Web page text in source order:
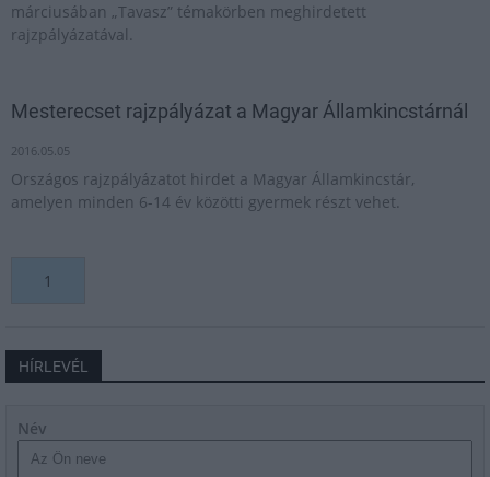
márciusában „Tavasz” témakörben meghirdetett
rajzpályázatával.
Mesterecset rajzpályázat a Magyar Államkincstárnál
2016.05.05
Országos rajzpályázatot hirdet a Magyar Államkincstár,
amelyen minden 6-14 év közötti gyermek részt vehet.
1
HÍRLEVÉL
Név